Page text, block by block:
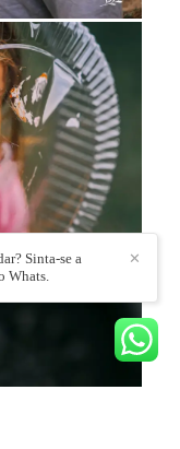
✕
Sinta-se a
Whats.